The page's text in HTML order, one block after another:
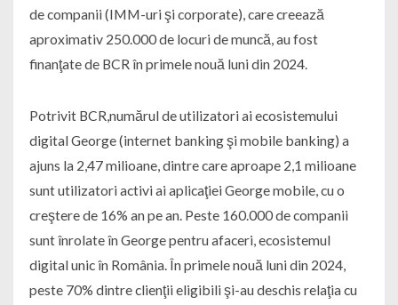
de companii (IMM-uri şi corporate), care creează
aproximativ 250.000 de locuri de muncă, au fost
finanţate de BCR în primele nouă luni din 2024.
Potrivit BCR,numărul de utilizatori ai ecosistemului
digital George (internet banking şi mobile banking) a
ajuns la 2,47 milioane, dintre care aproape 2,1 milioane
sunt utilizatori activi ai aplicaţiei George mobile, cu o
creştere de 16% an pe an. Peste 160.000 de companii
sunt înrolate în George pentru afaceri, ecosistemul
digital unic în România. În primele nouă luni din 2024,
peste 70% dintre clienţii eligibili şi-au deschis relaţia cu